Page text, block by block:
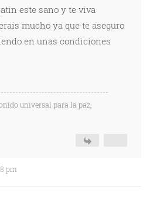
este sano y te viva
mucho ya que te aseguro
en unas condiciones
universal para la paz,
pm